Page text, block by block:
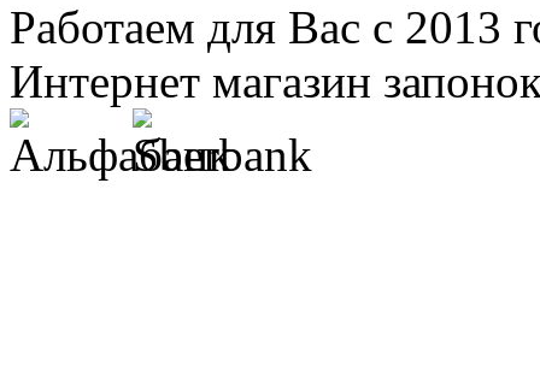
Работаем для Вас с 2013
Интернет магазин